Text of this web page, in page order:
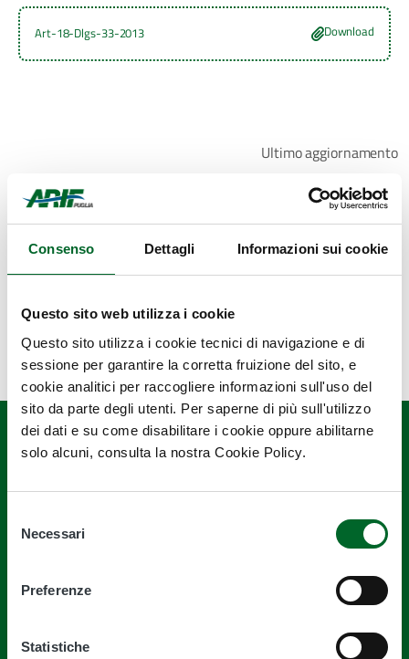
Consenso Dettagli Informazioni sui cookie
Questo sito web utilizza i cookie
Questo sito utilizza i cookie tecnici di navigazione e di
sessione per garantire la corretta fruizione del sito, e
cookie analitici per raccogliere informazioni sull'uso del
sito da parte degli utenti. Per saperne di più sull'utilizzo
dei dati e su come disabilitare i cookie oppure abilitarne
solo alcuni, consulta la nostra Cookie Policy.
delNecessari
Preferenze
Statistiche
Art-18-Dlgs-33-2013 Download
Ultimo aggiornamento
7 Marzo 2022, 18:47
questa pagina?